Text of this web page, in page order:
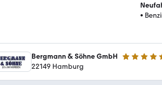
•
Bergmann & Söhne GmbH 5 Sterne
22149 Hamburg